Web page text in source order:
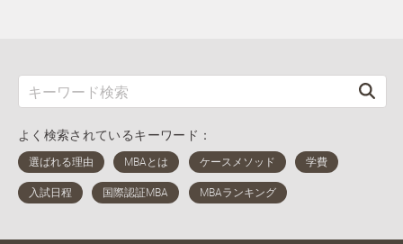
よく検索されているキーワード：